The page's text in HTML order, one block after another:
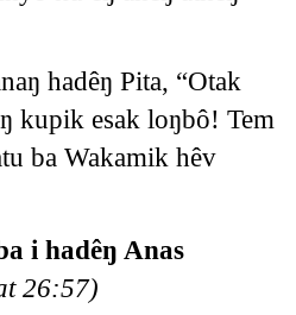
hadêŋ Pita, “Otak
kupik esak loŋbô! Tem
ba Wakamik hêv
i hadêŋ Anas
26:57)